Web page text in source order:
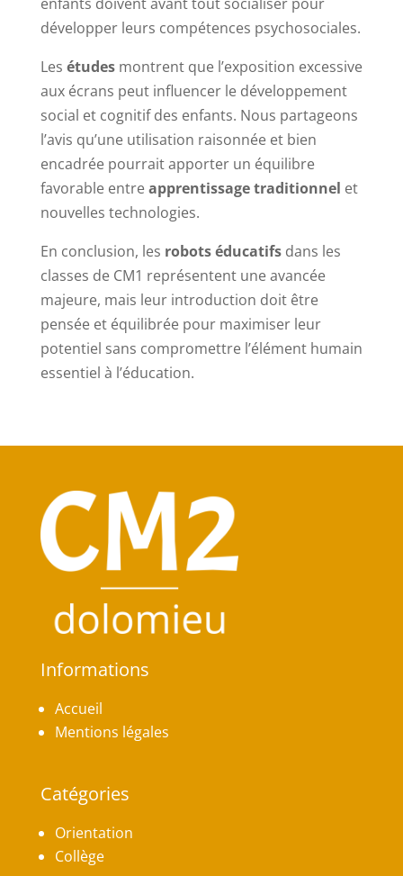
développer leurs compétences psychosociales.
Les étudesmontrent que l’exposition excessive
aux écrans peut influencer le développement
social et cognitif des enfants. Nous partageons
l’avis qu’une utilisation raisonnée et bien
encadrée pourrait apporter un équilibre
favorable entreapprentissage traditionnel et
nouvelles technologies.
En conclusion, les robots éducatifsdans les
classes de CM1 représentent une avancée
majeure, mais leur introduction doit être
pensée et équilibrée pour maximiser leur
potentiel sans compromettre l’élément humain
essentiel à l’éducation.
Informations
Accueil
Mentions légales
Catégories
Orientation
Collège